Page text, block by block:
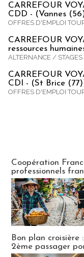
CARREFOUR
CDD - (Vannes
OFFRES D'EMPLOI
CARREFOUR
ressources
ALTERNANCE / STAGES
CARREFOUR
CDI - (St Brice
OFFRES D'EMPLOI
Coopération
professionnels
Bon plan croisière
2ème passager